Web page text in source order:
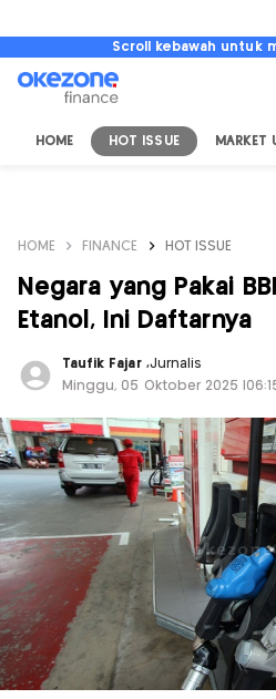
Scroll kebawah untuk
HOME HOT ISSUE MARKET
HOME FINANCE HOT ISSUE
Negara yang Pakai
Etanol, Ini Daftarnya
Taufik Fajar ,Jurnalis
Minggu, 05 Oktober 2025